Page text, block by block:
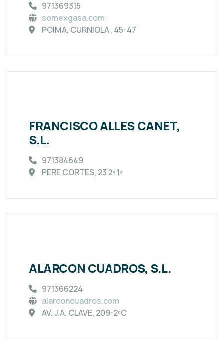
971369315
somexgasa.com
POIMA, CURNIOLA , 45-47
FRANCISCO ALLES CANET,
S.L.
971384649
PERE CORTES, 23 2º 1ª
ALARCON CUADROS, S.L.
971366224
alarconcuadros.com
AV. J.A. CLAVE, 209-2ºC